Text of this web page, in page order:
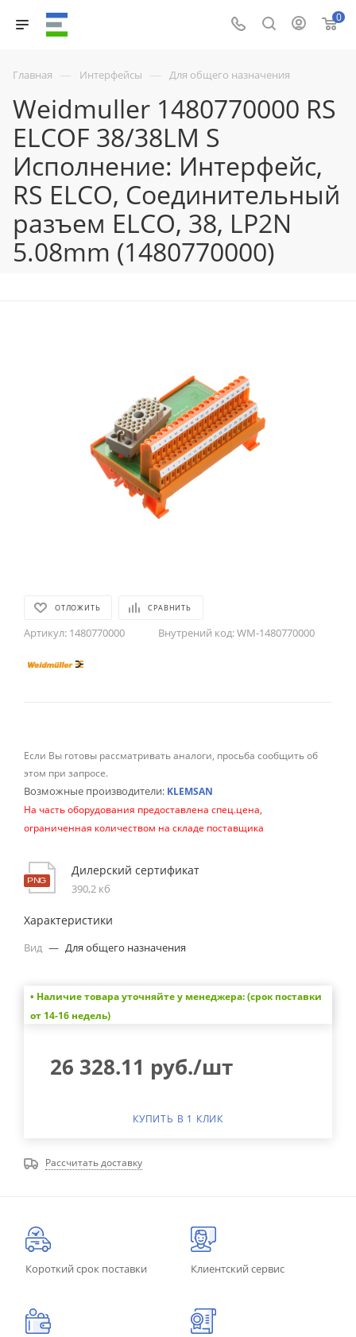
0
Главная — Интерфейсы — Для общего назначения
Weidmuller 1480770000 RS
ELCOF 38/38LM S
Исполнение: Интерфейс,
RS ELCO, Соединительный
разъем ELCO, 38, LP2N
5.08mm (1480770000)
ОТЛОЖИТЬ СРАВНИТЬ
Артикул: 1480770000 Внутрений код:WM-1480770000
Если Вы готовы рассматривать аналоги, просьба сообщить об
этом при запросе.
Возможные производители: KLEMSAN
На часть оборудования предоставлена спец.цена,
ограниченная количеством на складе поставщика
Дилерский сертификат
390,2 кб
Характеристики
Вид — Для общего назначения
• Наличие товара уточняйте у менеджера: (срок поставки
от 14-16 недель)
26 328.11 руб./шт
КУПИТЬ В 1 КЛИК
Рассчитать доставку
Короткий срок поставки Клиентский сервис